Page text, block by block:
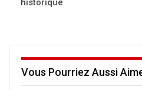
historique
Vous Pourriez Aussi